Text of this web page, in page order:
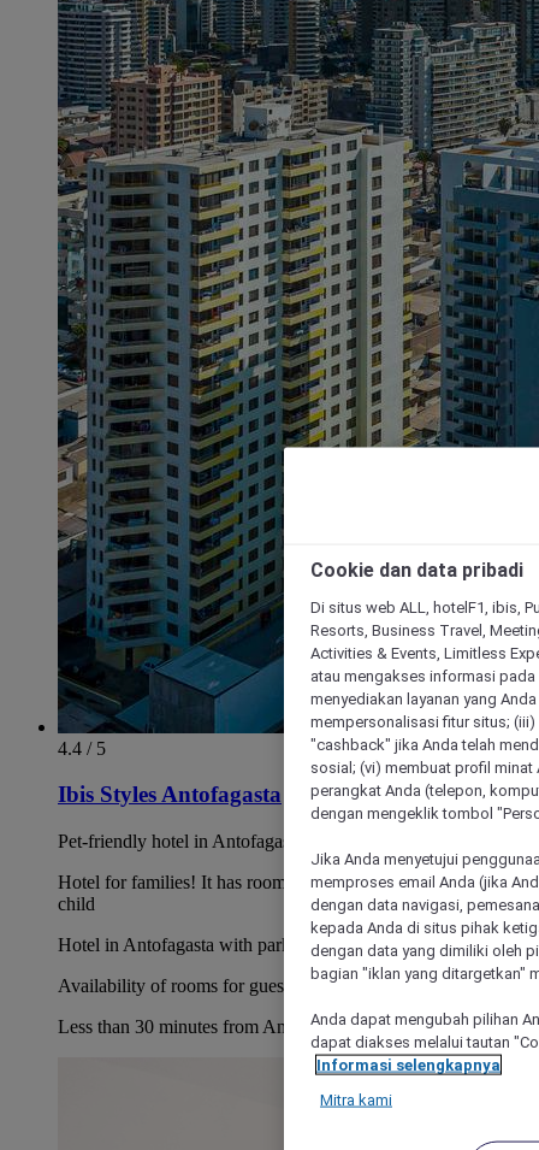
4.4 / 5
Ibis Styles Antofagasta
Pet-friendly hotel in Antofagasta! Pets up to 15 kg are allowed
Hotel for families! It has rooms for up to two adults and one
child
Hotel in Antofagasta with parking
Availability of rooms for guests with limited mobility
Less than 30 minutes from Andrés Sabella Airport
Cookie dan data pribadi
Di situs web ALL, hotelF1, ibis,
Resorts, Business Travel,
Activities & Events, Limitless
atau mengakses informasi
menyediakan layanan yang
mempersonalisasi fitur situs;
"cashback" jika Anda telah
sosial; (vi) membuat profil
perangkat Anda (telepon,
dengan mengeklik tombol
Jika Anda menyetujui
memproses email Anda (jika
dengan data navigasi,
kepada Anda di situs pihak
dengan data yang dimiliki oleh
bagian "iklan yang ditargetkan"
Anda dapat mengubah pilihan
dapat diakses melalui tautan
Informasi selengkapnya
Mitra kami